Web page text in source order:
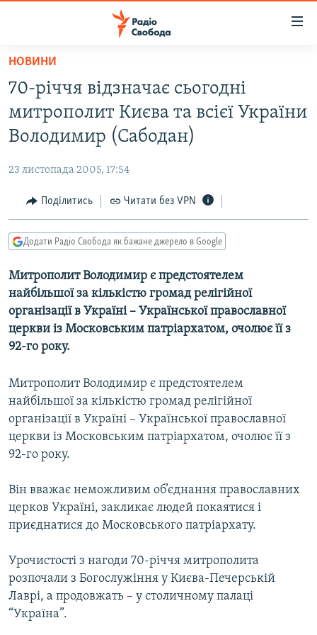
Перейти
основного
матеріалу
Перейти
до
основної
Перейти
до
пошуку
ВСЕ ЗА ДОБУ
СТАТТІ
ЕКОНОМІКА
СУСПІЛЬСТВО
УКРАЇНА
СВІТ
РОСІЙСЬКА «ФІЛЬТРАЦІЯ»
ДОНБАС.РЕАЛІЇ
ТИ ЯК?
СХЕМИ
КИТАЙ.ВИКЛИКИ
МУЛЬТИМЕДІА
ФОТО
СПЕЦПРОЄКТИ
ПОДКАСТИ
КРИМ РЕАЛІЇ
УКР
КТАТ
НОВИНИ
70-річчя відзначає сьогодні
митрополит Києва та всієї України
Володимир (Сабодан)
23 листопада 2005, 17:54
Поділитись Читати без VPN
Додати Радіо Свобода як бажане джерело в Google
Митрополит Володимир є предстоятелем
найбільшої за кількістю громад релігійної
організації в Україні – Української православної
церкви із Московським патріархатом, очолює її з
92-го року.
Митрополит Володимир є предстоятелем
найбільшої за кількістю громад релігійної
організації в Україні – Української православної
церкви із Московським патріархатом, очолює її з
92-го року.
Він вважає неможливим об’єднання православних
церков Україні, закликає людей покаятися і
приєднатися до Московського патріархату.
Урочистості з нагоди 70-річчя митрополита
розпочали з Богослужіння у Києва-Печерській
Лаврі, а продовжать – у столичному палаці
“Україна”.